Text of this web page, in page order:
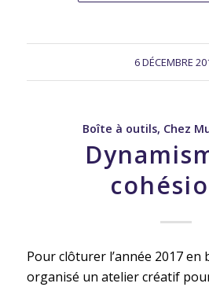
6 DÉCEMBRE
Boîte à outils, Chez
Pour clôturer l’année 2017 en
organisé un atelier créatif